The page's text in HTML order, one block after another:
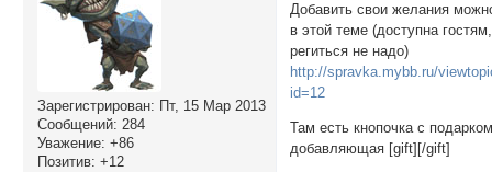
background:
background-
}
position:
width: 100%;
Зарегистрирован: Пт, 15 Мар 2013
Сообщений: 284
Уважение: +86
Позитив: +12
Добавить свои желания
в этой теме (доступна гостям,
региться не надо)
http://spravka.mybb.ru/
id=12
Там есть кнопочка с
добавляющая [gift][/gift]